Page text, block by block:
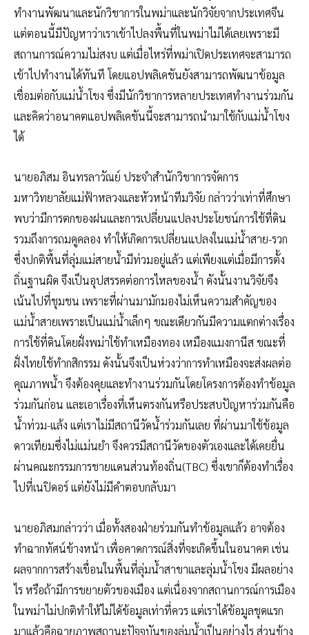
ทำงานพัฒนาและนักวิชาการในพม่าและนักวิจัยจากประเทศจีน
แต่ตอนนี้มีปัญหาว่าเราเข้าไปลงพื้นที่ในพม่าไม่ได้เลยเพราะมี
สถานการณ์ความไม่สงบ แต่เมื่อไหร่ที่พม่าเปิดประเทศจะสามารถ
เข้าไปทำงานได้ทันที โดยแอปพลิเคชันยังสามารถพัฒนาข้อมูล
เชื่อมต่อกับแม่น้ำโขง ซึ่งมีนักวิชาการหลายประเทศทำงานร่วมกัน
และคิดว่าอนาคตแอปพลิเคชันนี้จะสามารถนำมาใช้กับแม่น้ำโขง
ได้
นายอภิสม อินทรลาวัณย์ ประจำสำนักวิชาการจัดการ
มหาวิทยาลัยแม่ฟ้าหลวงและหัวหน้าทีมวิจัย กล่าวว่าเท่าที่ศึกษา
พบว่ามีการตกของฝนและการเปลี่ยนแปลงประโยชน์การใช้ที่ดิน
รวมถึงการถมคูคลอง ทำให้เกิดการเปลี่ยนแปลงในแม่น้ำสาย-รวก
ซึ่งปกติพื้นที่ลุ่มแม่สายน้ำมีท่วมอยู่แล้ว แต่เพียงแต่เมื่อมีการตั้ง
ถิ่นฐานผิด จึงเป็นอุปสรรคต่อการไหลของน้ำ ดังนั้นงานวิจัยจึง
เน้นไปที่ชุมชน เพราะที่ผ่านมามักมองไม่เห็นความสำคัญของ
แม่น้ำสายเพราะเป็นแม่น้ำเล็กๆ ขณะเดียวกันมีความแตกต่างเรื่อง
การใช้ที่ดินโดยฝั่งพม่าใช้ทำเหมืองทอง เหมืองแมงกานีส ขณะที่
ฝั่งไทยใช้ทำกสิกรรม ดังนั้นจึงเป็นห่วงว่าการทำเหมืองจะส่งผลต่อ
คุณภาพน้ำ จึงต้องคุยและทำงานร่วมกันโดยโครงการต้องทำข้อมูล
ร่วมกันก่อน และเอาเรื่องที่เห็นตรงกันหรือประสบปัญหาร่วมกันคือ
น้ำท่วม-แล้ง แต่เราไม่มีสถานีวัดน้ำร่วมกันเลย ที่ผ่านมาใช้ข้อมูล
ดาวเทียมซึ่งไม่แม่นยำ จึงควรมีสถานีวัดของตัวเองและได้เคยยื่น
ผ่านคณะกรรมการชายแดนส่วนท้องถิ่น(TBC) ซึ่งเขาก็ต้องทำเรื่อง
ไปที่เนปิดอร์ แต่ยังไม่มีคำตอบกลับมา
นายอภิสมกล่าวว่า เมื่อทั้งสองฝ่ายร่วมกันทำข้อมูลแล้ว อาจต้อง
ทำฉากทัศน์ข้างหน้า เพื่อคาดการณ์สิ่งที่จะเกิดขึ้นในอนาคต เช่น
ผลจากการสร้างเขื่อนในพื้นที่ลุ่มน้ำสาขาและลุ่มน้ำโขง มีผลอย่าง
ไร หรือถ้ามีการขยายตัวของเมือง แต่เนื่องจากสถานการณ์การเมือง
ในพม่าไม่ปกติทำให้ไม่ได้ข้อมูลเท่าที่ควร แต่เราได้ข้อมูลชุดแรก
มาแล้วคือฉายภาพสถานะปัจจุบันของลุ่มน้ำเป็นอย่างไร ส่วนข้าง